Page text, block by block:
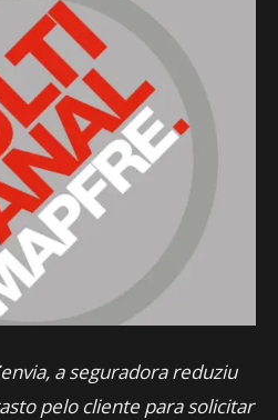
a seguradora reduziu
pelo cliente para solicitar